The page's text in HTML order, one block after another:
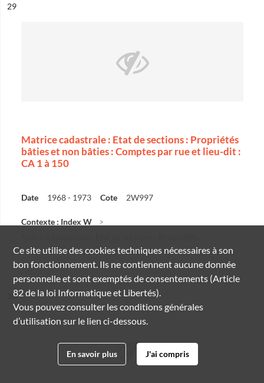
n°
29
Matrice cadastrale : Etat de sections : Propriétés
bâties et non bâties : Comptes par rue et lieu-dit :
CA 1 à 150
Date 1968 - 1973 Cote 2W997
Contexte : Index W
n°
30
Ce site utilise descookiestechniques nécessaires à son
bon fonctionnement. Ils ne contiennent aucune donnée
personnelle et sont exemptés de consentements (Article
82 de la loi Informatique et Libertés).
Vous pouvez consulter les conditions générales
d’utilisation sur le lien ci-dessous.
En savoir plus J'ai compris